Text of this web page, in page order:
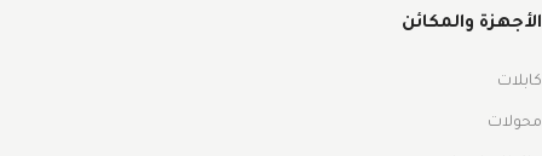
الأجهزة والمكائن
كابلات
محولات